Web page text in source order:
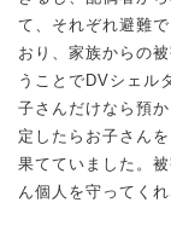
て、それぞれ避難
おり、家族からの
うことでDVシェル
子さんだけなら預
定したらお子さん
果てていました。
ん個人を守ってく